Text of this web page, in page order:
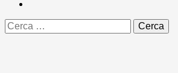
Ricerca
per: